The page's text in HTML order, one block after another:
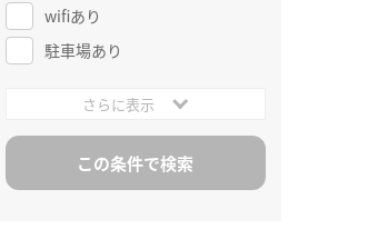
wifiあり
駐車場あり
さらに表示